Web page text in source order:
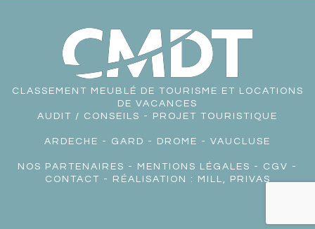
CLASSEMENT MEUBLÉ DE TOURISME ET LOCATIONS
DE VACANCES
AUDIT / CONSEILS - PROJET TOURISTIQUE
ARDECHE - GARD - DROME - VAUCLUSE
NOS PARTENAIRES - MENTIONS LÉGALES - CGV -
CONTACT - RÉALISATION : MILL, PRIVAS